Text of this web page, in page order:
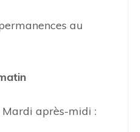
au
Mardi après-midi :